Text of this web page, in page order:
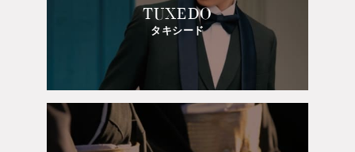
TUXEDO
タキシード